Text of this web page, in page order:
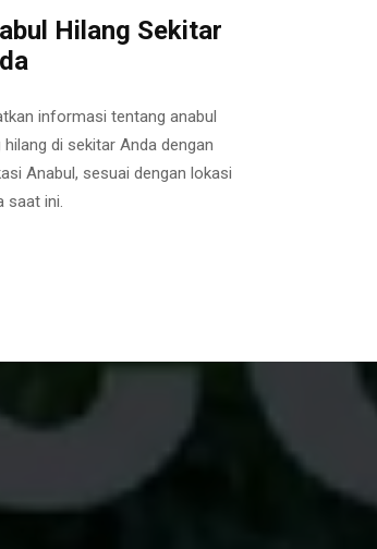
Hilang Sekitar
informasi tentang anabul
hilang di sekitar Anda dengan
Anabul, sesuai dengan lokasi
saat ini.